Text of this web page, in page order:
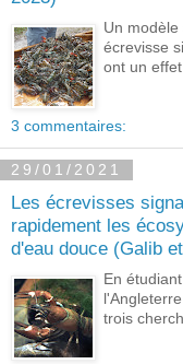
Un
écrevisse
ont un
3 commentaires:
29/01/2021
Les écrevisses
rapidement les
d'eau douce (Galib
En
trois